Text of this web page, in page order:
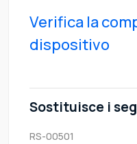
Verifica la
dispositivo
Sostituisce i
RS-00501